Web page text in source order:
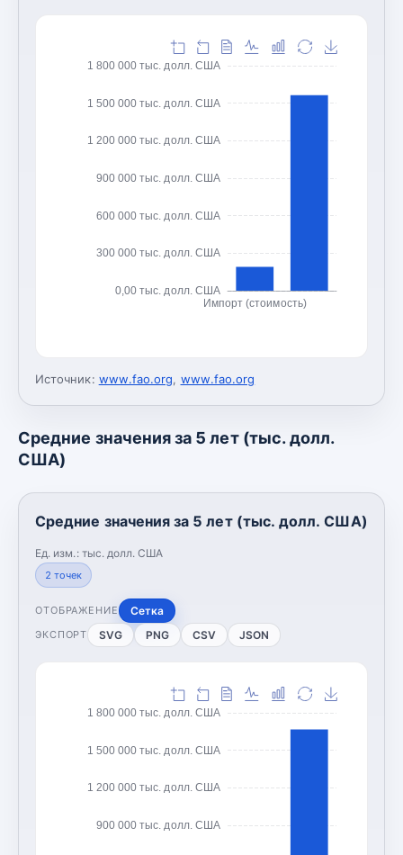
0,00 тыс. долл. США
300 000 тыс. долл. США
600 000 тыс. долл. США
900 000 тыс. долл. США
1 200 000 тыс. долл. США
1 500 000 тыс. долл. США
1 800 000 тыс. долл. США
Импорт (стоимость)
Источник: www.fao.org, www.fao.org
Средние значения за 5 лет (тыс. долл.
США)
Средние значения за 5 лет (тыс. долл. США)
Ед. изм.: тыс. долл. США
2 точек
ОТОБРАЖЕНИЕ Сетка
ЭКСПОРТ SVG PNG CSV JSON
900 000 тыс. долл. США
1 200 000 тыс. долл. США
1 500 000 тыс. долл. США
1 800 000 тыс. долл. США